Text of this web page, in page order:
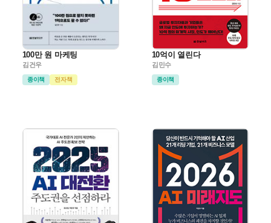
100만 원 마케팅
김건우
종이책 전자책
10억이 열린다
김민수
종이책